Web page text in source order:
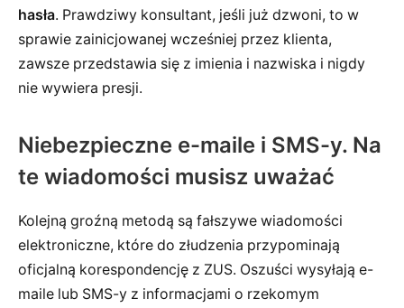
hasła. Prawdziwy konsultant, jeśli już dzwoni, to w
sprawie zainicjowanej wcześniej przez klienta,
zawsze przedstawia się z imienia i nazwiska i nigdy
nie wywiera presji.
Niebezpieczne e-maile i SMS-y. Na
te wiadomości musisz uważać
Kolejną groźną metodą są fałszywe wiadomości
elektroniczne, które do złudzenia przypominają
oficjalną korespondencję z ZUS. Oszuści wysyłają e-
maile lub SMS-y z informacjami o rzekomym